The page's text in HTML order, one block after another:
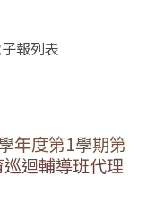
報列表
年度第1學期第
迴輔導班代理